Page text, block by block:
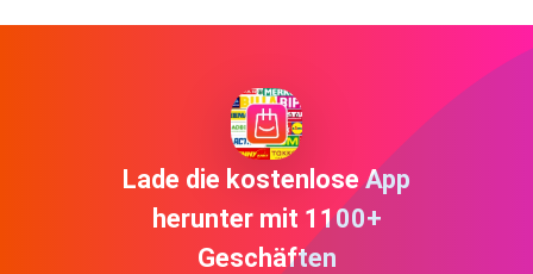
Lade die kostenlose App
herunter mit 1100+
Geschäften